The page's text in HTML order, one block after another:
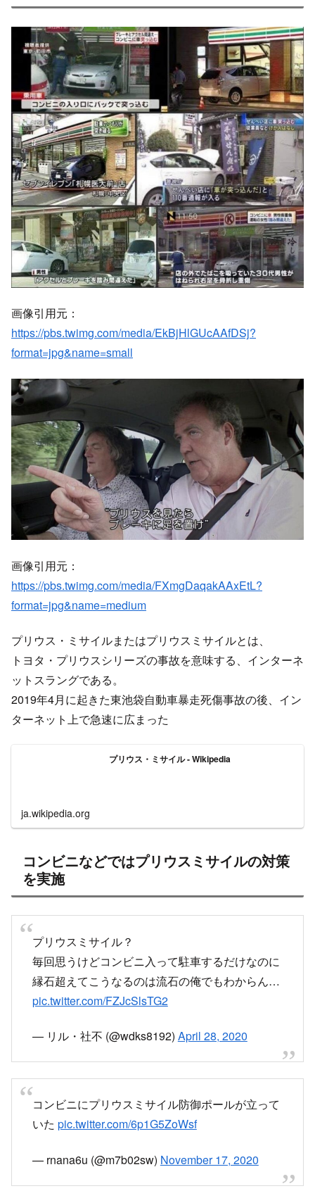
X Facebook はてブ
LINE コピー
2022.07.14 2022.07.15
スポンサーリンク
目次
定期的に発生するプリウスミサイル
コンビニなどではプリウスミサイルの対策を実施
発生
画像引用元：
https://pbs.twimg.com/media/EkBjHlGUcAAfDSj?
format=jpg&name=small